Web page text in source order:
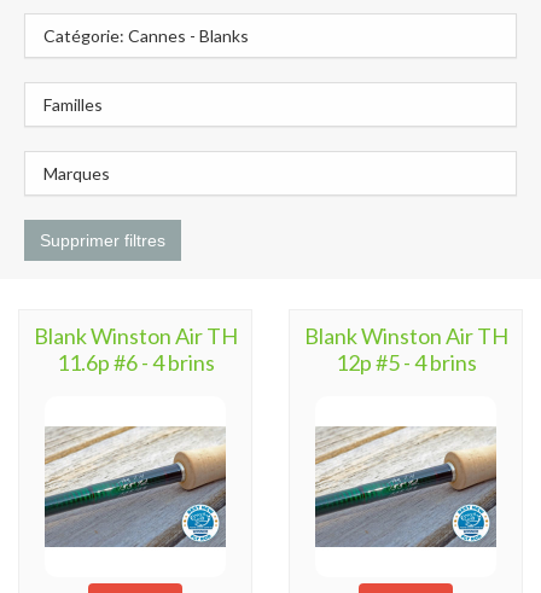
Catégorie: Cannes - Blanks
Familles
Marques
Supprimer filtres
Blank Winston Air TH
11.6p #6 - 4 brins
Blank Winston Air TH
12p #5 - 4 brins